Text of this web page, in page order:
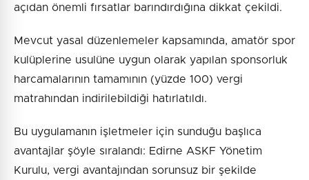
açıdan önemli fırsatlar barındırdığına dikkat çekildi.
Mevcut yasal düzenlemeler kapsamında, amatör spor
kulüplerine usulüne uygun olarak yapılan sponsorluk
harcamalarının tamamının (yüzde 100) vergi
matrahından indirilebildiği hatırlatıldı.
Bu uygulamanın işletmeler için sunduğu başlıca
avantajlar şöyle sıralandı: Edirne ASKF Yönetim
Kurulu, vergi avantajından sorunsuz bir şekilde